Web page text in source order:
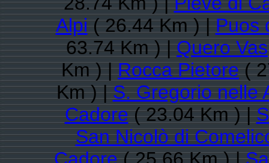
Alpi( 26.44 Km ) |Puos
63.74 Km ) |Quero Vas
Km ) |Rocca Pietore(
Km ) |S. Gregorio nelle
Cadore( 23.04 Km ) |
San Nicolò di